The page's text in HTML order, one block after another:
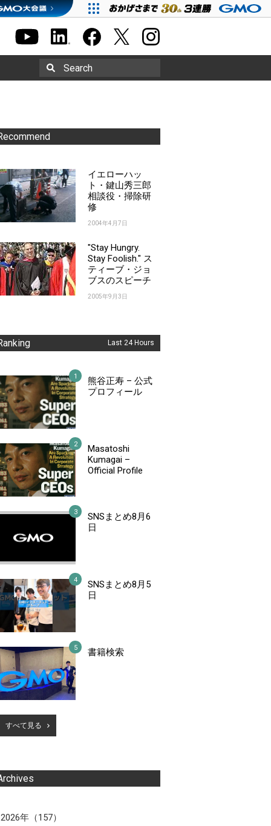
Search
イエローハッ
ト・鍵山秀三郎
相談役・掃除研
修
2004年4月7日
"Stay Hungry.
Stay Foolish." ス
ティーブ・ジョ
ブスのスピーチ
2005年9月3日
Last 24 Hours
熊谷正寿 – 公式
プロフィール
Masatoshi
Kumagai –
Official Profile
SNSまとめ8月6
日
SNSまとめ8月5
日
書籍検索
すべて見る
2026年（157）